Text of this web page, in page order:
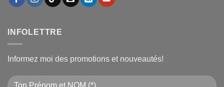
INFOLETTRE
Informez moi des promotions et nouveautés!